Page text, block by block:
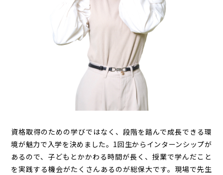
資格取得のための学びではなく、段階を踏んで成長できる環
境が魅力で入学を決めました。1回生からインターンシップが
あるので、子どもとかかわる時間が長く、授業で学んだこと
を実践する機会がたくさんあるのが総保大です。現場で先生